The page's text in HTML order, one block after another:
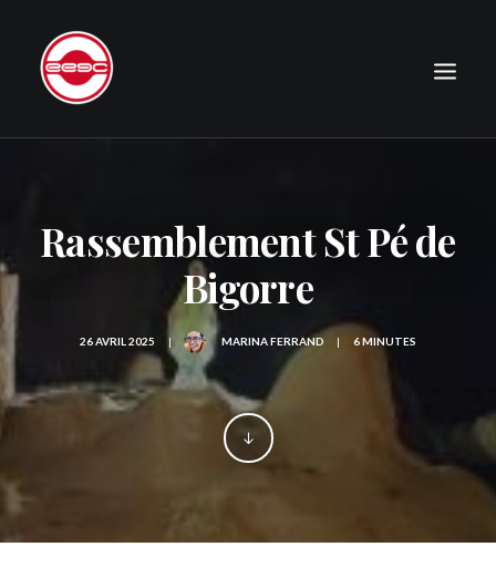
JOURNAL
Rassemblement St Pé de
Bigorre
26 AVRIL 2025 | MARINA FERRAND | 6 MINUTES